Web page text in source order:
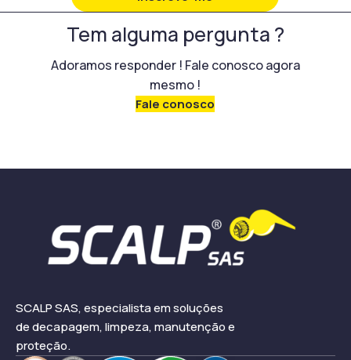
Tem alguma pergunta ?
Adoramos responder ! Fale conosco agora
mesmo !
Fale conosco
SCALP SAS, especialista em soluções
de decapagem, limpeza, manutenção e
proteção.